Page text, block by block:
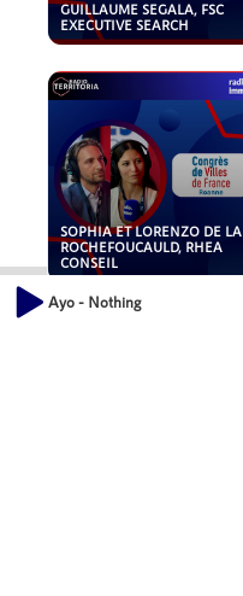
GUILLAUME SEGALA, FSC
EXECUTIVE SEARCH
SOPHIA ET LORENZO DE LA
ROCHEFOUCAULD, RHEA
CONSEIL
Ayo - Nothing